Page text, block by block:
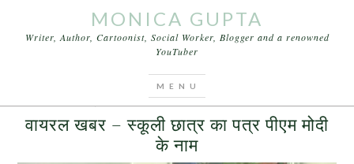
MONICA GUPTA
Writer, Author, Cartoonist, Social Worker, Blogger and a renowned
YouTuber
वायरल खबर – स्कूली छात्र का पत्र पीएम मोदी
के नाम